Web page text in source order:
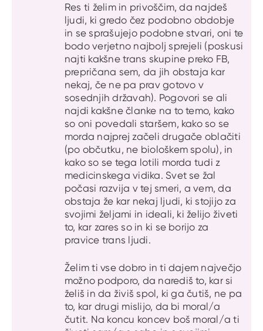
Res ti želim in privoščim, da najdeš
ljudi, ki gredo čez podobno obdobje
in se sprašujejo podobne stvari, oni te
bodo verjetno najbolj sprejeli (poskusi
najti kakšne trans skupine preko FB,
prepričana sem, da jih obstaja kar
nekaj, če ne pa prav gotovo v
sosednjih državah). Pogovori se ali
najdi kakšne članke na to temo, kako
so oni povedali staršem, kako so se
morda najprej začeli drugače oblačiti
(po občutku, ne biološkem spolu), in
kako so se tega lotili morda tudi z
medicinskega vidika. Svet se žal
počasi razvija v tej smeri, a vem, da
obstaja že kar nekaj ljudi, ki stojijo za
svojimi željami in ideali, ki želijo živeti
to, kar zares so in ki se borijo za
pravice trans ljudi.
Želim ti vse dobro in ti dajem največjo
možno podporo, da narediš to, kar si
želiš in da živiš spol, ki ga čutiš, ne pa
to, kar drugi mislijo, da bi moral/a
čutit. Na koncu koncev boš moral/a ti